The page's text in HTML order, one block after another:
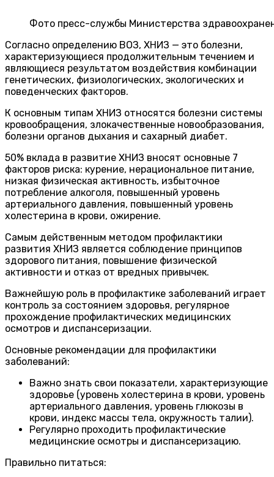
Фото пресс-службы Министерства
Согласно определению ВОЗ, ХНИЗ — это болезни,
характеризующиеся продолжительным течением и
являющиеся результатом воздействия комбинации
генетических, физиологических, экологических и
поведенческих факторов.
К основным типам ХНИЗ относятся болезни системы
кровообращения, злокачественные новообразования,
болезни органов дыхания и сахарный диабет.
50% вклада в развитие ХНИЗ вносят основные 7
факторов риска: курение, нерациональное питание,
низкая физическая активность, избыточное
потребление алкоголя, повышенный уровень
артериального давления, повышенный уровень
холестерина в крови, ожирение.
Самым действенным методом профилактики
развития ХНИЗ является соблюдение принципов
здорового питания, повышение физической
активности и отказ от вредных привычек.
Важнейшую роль в профилактике заболеваний играет
контроль за состоянием здоровья, регулярное
прохождение профилактических медицинских
осмотров и диспансеризации.
Основные рекомендации для профилактики
заболеваний:
Важно знать свои показатели, характеризующие
здоровье (уровень холестерина в крови, уровень
артериального давления, уровень глюкозы в
крови, индекс массы тела, окружность талии).
Регулярно проходить профилактические
медицинские осмотры и диспансеризацию.
Правильно питаться: